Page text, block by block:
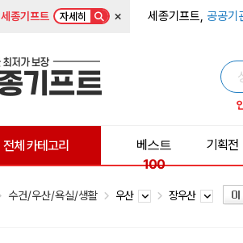
세종기프트 자세히 × 세종기프트, 공공기
전체 카테고리
베스트
100
기획전
수건/우산/욕실/생활 우산 장우산